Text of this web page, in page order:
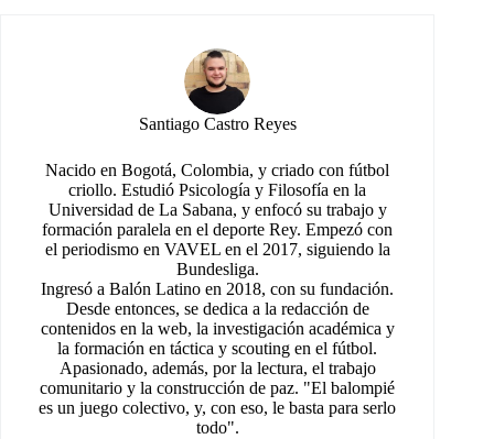
Santiago Castro Reyes
Nacido en Bogotá, Colombia, y criado con fútbol
criollo. Estudió Psicología y Filosofía en la
Universidad de La Sabana, y enfocó su trabajo y
formación paralela en el deporte Rey. Empezó con
el periodismo en VAVEL en el 2017, siguiendo la
Bundesliga.
Ingresó a Balón Latino en 2018, con su fundación.
Desde entonces, se dedica a la redacción de
contenidos en la web, la investigación académica y
la formación en táctica y scouting en el fútbol.
Apasionado, además, por la lectura, el trabajo
comunitario y la construcción de paz. "El balompié
es un juego colectivo, y, con eso, le basta para serlo
todo".